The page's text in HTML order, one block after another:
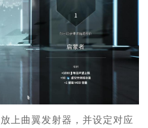
上曲翼发射器，并设定对应